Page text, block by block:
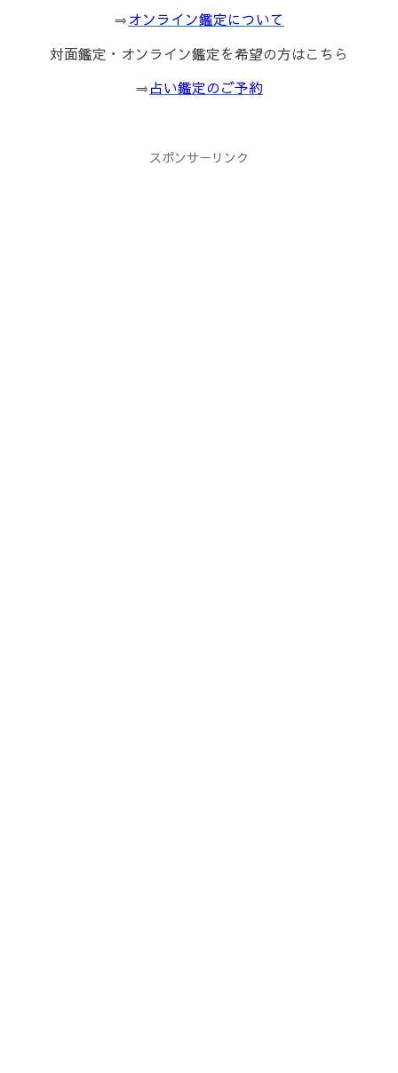
⇒オンライン鑑定について
対面鑑定・オンライン鑑定を希望の方はこちら
⇒占い鑑定のご予約
スポンサーリンク